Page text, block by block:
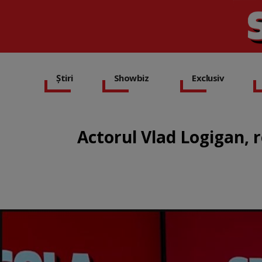
Știri Showbiz Exclusiv
Actorul Vlad Logigan,